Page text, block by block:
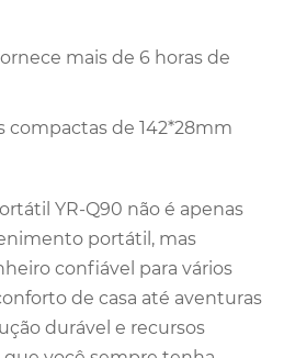
mais de 6 horas de
compactas de 142*28mm
YR-Q90 não é apenas
portátil, mas
confiável para vários
de casa até aventuras
durável e recursos